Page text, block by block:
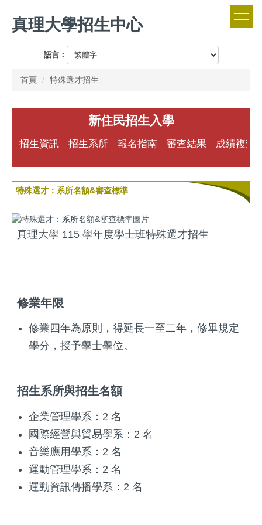
到
主真理大學招生中心
語言：
首頁 特殊選才招生
新住民招生入學
招生資訊 招生系所 報名指南 審查結果 成績複查
特殊選才：系所名額&審查標準
真理大學 115 學年度學士班特殊選才招生
修業年限
修業四年為原則，得延長一至二年，修畢規定
學分，授予學士學位。
招生系所與招生名額
企業管理學系：2 名
國際經營與貿易學系：2 名
音樂應用學系：2 名
運動管理學系：2 名
運動資訊傳播學系：2 名